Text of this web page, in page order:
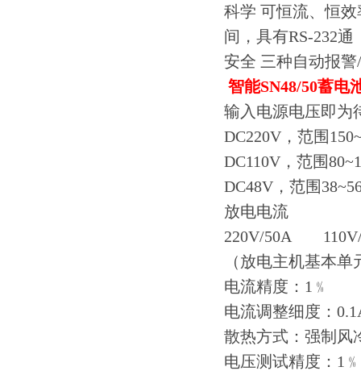
科学 可恒流、恒
间，具有RS-232
安全 三种自动报
智能SN48/50蓄电
输入电源电压即为
DC220V，范围
DC110V，范围
DC48V，范围
放电电流
220V/50A
（放电主机基本
电流精度：1﹪
电流调整细度：
散热方式：强制风
电压测试精度：1﹪